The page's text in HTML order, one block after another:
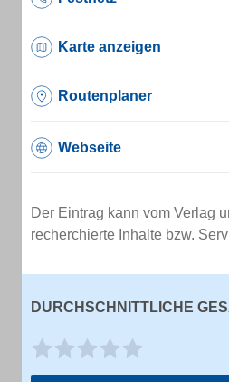
Karte anzeigen
Routenplaner
Webseite
Der Eintrag kann vom Verlag
recherchierte Inhalte bzw.
DURCHSCHNITTLICHE